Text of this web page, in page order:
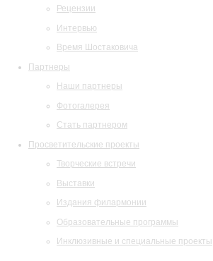
Рецензии
Интервью
Время Шостаковича
Партнеры
Наши партнеры
Фотогалерея
Стать партнером
Просветительские проекты
Творческие встречи
Выставки
Издания филармонии
Образовательные программы
Инклюзивные и специальные проекты